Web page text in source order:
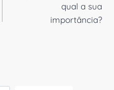
qual a sua
importância?